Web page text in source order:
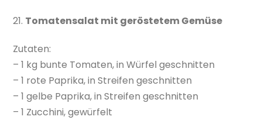
21. Tomatensalat mit geröstetem Gemüse
Zutaten:
– 1 kg bunte Tomaten, in Würfel geschnitten
– 1 rote Paprika, in Streifen geschnitten
– 1 gelbe Paprika, in Streifen geschnitten
– 1 Zucchini, gewürfelt